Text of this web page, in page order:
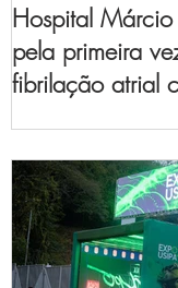
Hospital
pela primeira
fibrilação atrial